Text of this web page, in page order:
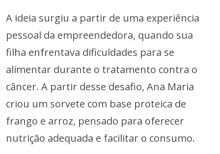
A ideia surgiu a partir de uma experiência
pessoal da empreendedora, quando sua
filha enfrentava dificuldades para se
alimentar durante o tratamento contra o
câncer. A partir desse desafio, Ana Maria
criou um sorvete com base proteica de
frango e arroz, pensado para oferecer
nutrição adequada e facilitar o consumo.